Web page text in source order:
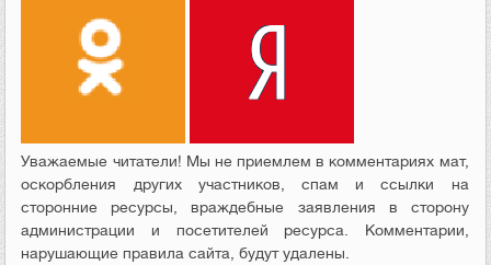
Уважаемые читатели! Мы не приемлем в комментариях мат,
оскорбления других участников, спам и ссылки на
сторонние ресурсы, враждебные заявления в сторону
администрации и посетителей ресурса. Комментарии,
нарушающие правила сайта, будут удалены.